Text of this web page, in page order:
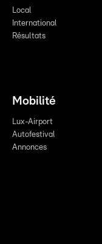
Local
International
Résultats
Mobilité
Lux-Airport
Autofestival
Annonces